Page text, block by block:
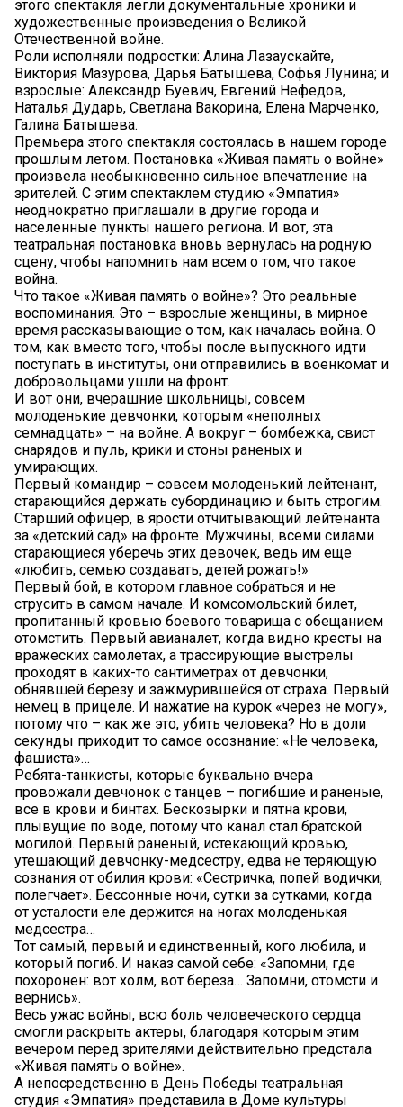
этого спектакля легли документальные хроники и
художественные произведения о Великой
Отечественной войне.
Роли исполняли подростки: Алина Лазаускайте,
Виктория Мазурова, Дарья Батышева, Софья Лунина; и
взрослые: Александр Буевич, Евгений Нефедов,
Наталья Дударь, Светлана Вакорина, Елена Марченко,
Галина Батышева.
Премьера этого спектакля состоялась в нашем городе
прошлым летом. Постановка «Живая память о войне»
произвела необыкновенно сильное впечатление на
зрителей. С этим спектаклем студию «Эмпатия»
неоднократно приглашали в другие города и
населенные пункты нашего региона. И вот, эта
театральная постановка вновь вернулась на родную
сцену, чтобы напомнить нам всем о том, что такое
война.
Что такое «Живая память о войне»? Это реальные
воспоминания. Это – взрослые женщины, в мирное
время рассказывающие о том, как началась война. О
том, как вместо того, чтобы после выпускного идти
поступать в институты, они отправились в военкомат и
добровольцами ушли на фронт.
И вот они, вчерашние школьницы, совсем
молоденькие девчонки, которым «неполных
семнадцать» – на войне. А вокруг – бомбежка, свист
снарядов и пуль, крики и стоны раненых и
умирающих.
Первый командир – совсем молоденький лейтенант,
старающийся держать субординацию и быть строгим.
Старший офицер, в ярости отчитывающий лейтенанта
за «детский сад» на фронте. Мужчины, всеми силами
старающиеся уберечь этих девочек, ведь им еще
«любить, семью создавать, детей рожать!»
Первый бой, в котором главное собраться и не
струсить в самом начале. И комсомольский билет,
пропитанный кровью боевого товарища с обещанием
отомстить. Первый авианалет, когда видно кресты на
вражеских самолетах, а трассирующие выстрелы
проходят в каких-то сантиметрах от девчонки,
обнявшей березу и зажмурившейся от страха. Первый
немец в прицеле. И нажатие на курок «через не могу»,
потому что – как же это, убить человека? Но в доли
секунды приходит то самое осознание: «Не человека,
фашиста»…
Ребята-танкисты, которые буквально вчера
провожали девчонок с танцев – погибшие и раненые,
все в крови и бинтах. Бескозырки и пятна крови,
плывущие по воде, потому что канал стал братской
могилой. Первый раненый, истекающий кровью,
утешающий девчонку-медсестру, едва не теряющую
сознания от обилия крови: «Сестричка, попей водички,
полегчает». Бессонные ночи, сутки за сутками, когда
от усталости еле держится на ногах молоденькая
медсестра…
Тот самый, первый и единственный, кого любила, и
который погиб. И наказ самой себе: «Запомни, где
похоронен: вот холм, вот береза… Запомни, отомсти и
вернись».
Весь ужас войны, всю боль человеческого сердца
смогли раскрыть актеры, благодаря которым этим
вечером перед зрителями действительно предстала
«Живая память о войне».
А непосредственно в День Победы театральная
студия «Эмпатия» представила в Доме культуры